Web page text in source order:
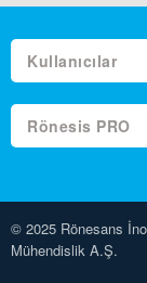
Kullanıcılar
Rönesis PRO
© 2025 Rönesans
Mühendislik A.Ş.